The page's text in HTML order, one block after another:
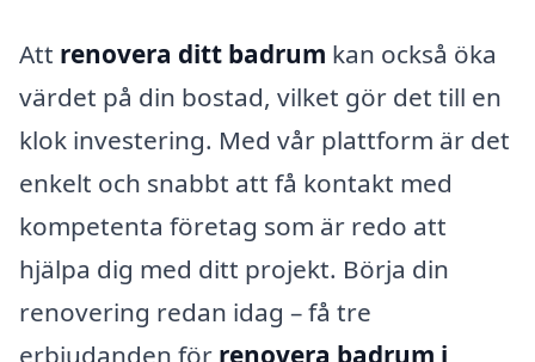
Att renovera ditt badrum kan också öka
värdet på din bostad, vilket gör det till en
klok investering. Med vår plattform är det
enkelt och snabbt att få kontakt med
kompetenta företag som är redo att
hjälpa dig med ditt projekt. Börja din
renovering redan idag – få tre